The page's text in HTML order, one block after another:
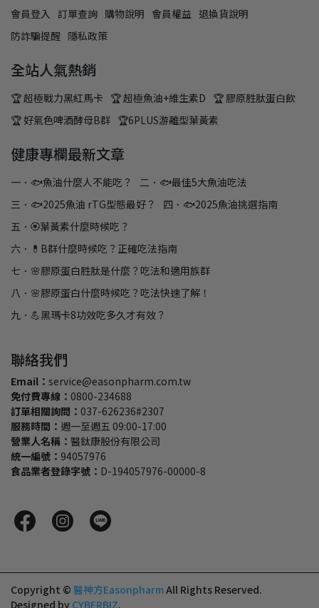
會員登入 訂單查詢 購物說明 會員權益 退換貨說明
防詐騙提醒 隱私政策
全站人氣熱銷
🏆 超極戰力黑紅馬卡 🏆 超極魚油+維生素D 🏆 膠原胜肽蛋白飲
🏆 好氣色啤酒酵母B群 🏆6PLUS游離型葉黃素
健康專欄最新文章
一．🐟魚油什麼人不能吃？
二．🐟最佳5大魚油吃法
三．🐟2025魚油 rTG型態最好？
四．🐟2025魚油挑選指南
五．🏵️葉黃素什麼時候吃？
六．💊B群什麼時候吃？正確吃法指南
七．🌸膠原蛋白胜肽是什麼？吃法和適用族群
八．🌸膠原蛋白什麼時候吃？吃法快速了解！
九．💪黑瑪卡8功效吃多久才有效？
聯絡我們
Email： service@easonpharm.com.tw
免付費專線： 0800-234688
訂單相關詢問： 037-626236#2307
服務時間： 週一至週五 09:00-17:00
營業人名稱： 醫鈦康股份有限公司
統一編號： 94057976
食品業者登錄字號： D-194057976-00000-8
Copyright © 醫神方EasonpharmAll Rights Reserved.
Designed by CYBERBIZ.